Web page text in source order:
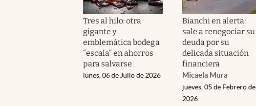
Tres al hilo: otra
gigante y
emblemática bodega
“escala” en ahorros
para salvarse
lunes, 06 de Julio de 2026
Bianchi en alerta:
sale a renegociar su
deuda por su
delicada situación
financiera
Micaela Mura
jueves, 05 de Febrero de
2026